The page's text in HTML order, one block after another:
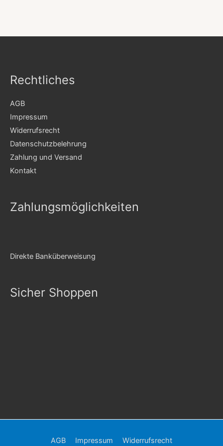
Rechtliches
AGB
Impressum
Widerrufsrecht
Datenschutzbelehrung
Zahlung und Versand
Kontakt
Zahlungsmöglichkeiten
Direkte Banküberweisung
Sicher Shoppen
AGB Impressum Widerrufsrecht